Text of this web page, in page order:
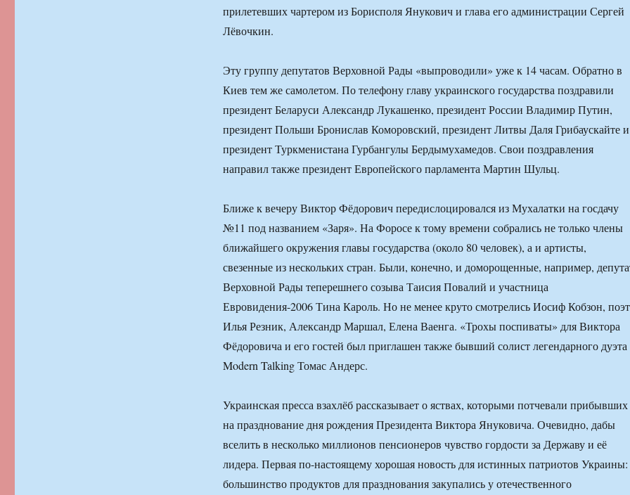
прилетевших чартером из Борисполя Янукович и глава его администрации Сергей
Лёвочкин.
Эту группу депутатов Верховной Рады «выпроводили» уже к 14 часам. Обратно в
Киев тем же самолетом. По телефону главу украинского государства поздравили
президент Беларуси Александр Лукашенко, президент России Владимир Путин,
президент Польши Бронислав Коморовский, президент Литвы Даля Грибаускайте и
президент Туркменистана Гурбангулы Бердымухамедов. Свои поздравления
направил также президент Европейского парламента Мартин Шульц.
Ближе к вечеру Виктор Фёдорович передислоцировался из Мухалатки на госдачу
№11 под названием «Заря». На Форосе к тому времени собрались не только члены
ближайшего окружения главы государства (около 80 человек), а и артисты,
свезенные из нескольких стран. Были, конечно, и доморощенные, например,
Верховной Рады теперешнего созыва Таисия Повалий и участница
Евровидения-2006 Тина Кароль. Но не менее круто смотрелись Иосиф Кобзон, поэт
Илья Резник, Александр Маршал, Елена Ваенга. «Трохы поспиваты» для Виктора
Фёдоровича и его гостей был приглашен также бывший солист легендарного дуэта
Modern Talking Томас Андерс.
Украинская пресса взахлёб рассказывает о яствах, которыми потчевали прибывших
на празднование дня рождения Президента Виктора Януковича. Очевидно, дабы
вселить в несколько миллионов пенсионеров чувство гордости за Державу и её
лидера. Первая по-настоящему хорошая новость для истинных патриотов Украины:
большинство продуктов для празднования закупались у отечественного